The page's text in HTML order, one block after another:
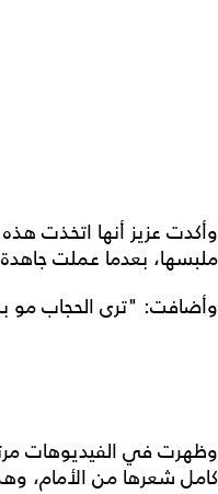
وأكدت عزيز أنها اتخذت
ملبسها، بعدما عملت
وأضافت: "ترى الحجاب
وظهرت في الفيديوهات
كامل شعرها من الأمام،